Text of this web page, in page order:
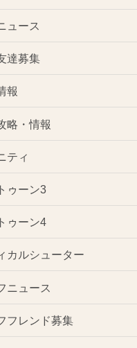
ュース
達募集
報
略・情報
ティ
ゥーン3
ゥーン4
カルシューター
ニュース
フレンド募集